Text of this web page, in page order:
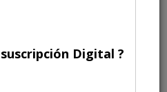
Digital ?